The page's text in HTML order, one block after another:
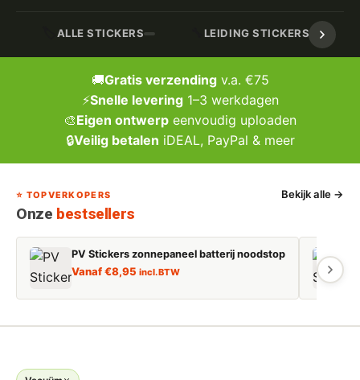
ALLE STICKERS LEIDING STICKERS /
🚚Gratis verzendingv.a. €75
⚡Snelle levering1–3 werkdagen
🎨Eigen ontwerp eenvoudig uploaden
🔒Veilig betalen iDEAL, PayPal & meer
⭐ TOPVERKOPERS
Onze bestsellers
Bekijk alle →
PV Stickers zonnepaneel batterij noodstop
Vanaf€8,95 incl. BTW